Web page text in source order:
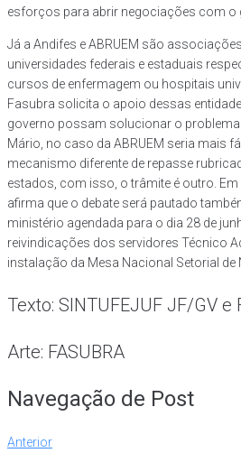
esforços para abrir negociações com o
Já a Andifes e ABRUEM são
universidades federais e estaduais
cursos de enfermagem ou hospitais
Fasubra solicita o apoio dessas
governo possam solucionar o
Mário, no caso da ABRUEM seria mais
mecanismo diferente de repasse
estados, com isso, o trâmite é outro. Em
afirma que o debate será pautado
ministério agendada para o dia 28 de
reivindicações dos servidores Técnico
instalação da Mesa Nacional Setorial de
Texto: SINTUFEJUF JF/GV e
Arte: FASUBRA
Navegação de Post
Anterior